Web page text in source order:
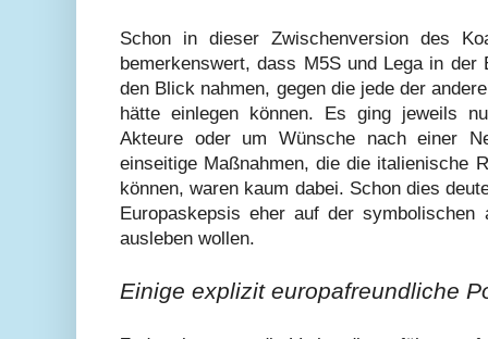
Schon in dieser Zwischenversion des
bemerkenswert, dass M5S und Lega in der
den Blick nahmen, gegen die jede der
hätte einlegen können. Es ging jeweils
Akteure oder um Wünsche nach einer
einseitige Maßnahmen, die die italienische
können, waren kaum dabei. Schon dies
Europaskepsis eher auf der
ausleben wollen.
Einige explizit europafreundliche